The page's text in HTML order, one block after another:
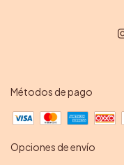
Métodos de pago
Opciones de envío